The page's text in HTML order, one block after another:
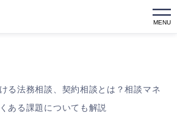
MENU
る法務相談、契約相談とは？相談マネ
ある課題についても解説